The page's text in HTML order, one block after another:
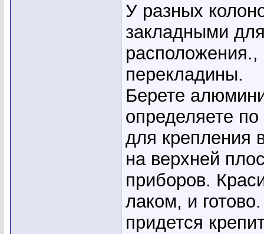
У разных
закладными
расположения.,
перекладины.
Берете
определяете
для крепления
на верхней
приборов.
лаком, и
придется